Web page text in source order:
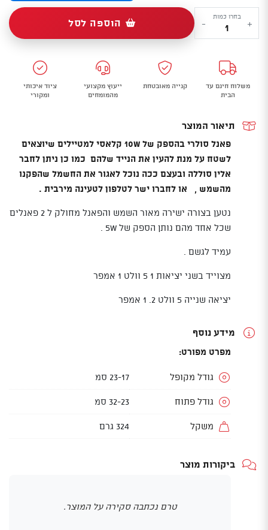
+
כמות
של
סולרי
למטיילים
10W
בחרו כמות
- הוספה לסל
משלוח חינם עד
הבית
קנייה מאובטחת
ייעוץ מקצועי
מהמומחים
ציוד איכותי
ומקורי
תיאור המוצר
פאנל סולרי בהספק של 10W קלאסי למטיילים שיוצאים
לשטח על מנת להעין את הנייד שלהם כמו כן ניתן לחבר
אלין סוללה ובעצם ככה נוכל לאגור את החשמל שהפקנו
מהשמש , או לחברו ישר לטלפון לטעינה מירבית .
נטען בצורה ישירה מאור השמש והפאנל מחולק ל 2 פאנלים
שכל אחד מהם נותן הספק של 5W .
עמיד לגשם .
מצוייד בשני יציאות 1 5 וולט 1 אמפר
יציאה שנייה 5 וולט 2. 1 אמפר
מידע נוסף
מפרט מפורט:
גודל מקופל 23-17 סמ
גודל פתוח 32-23 סמ
משקל 324 גרם
ביקורות מוצר
טרם נכתבה סקירה על המוצר.